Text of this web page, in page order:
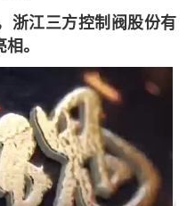
浙江三方控制阀股份有
。